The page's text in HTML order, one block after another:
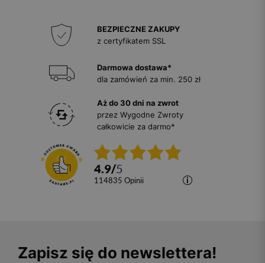
BEZPIECZNE ZAKUPY
z certyfikatem SSL
Darmowa dostawa*
dla zamówień za min. 250 zł
Aż do 30 dni na zwrot
przez Wygodne Zwroty
całkowicie za darmo*
4.9/5
114835 opinii
Zapisz się do newslettera!